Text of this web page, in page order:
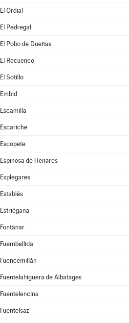
El Ordial
El Pedregal
El Pobo de Dueñas
El Recuenco
El Sotillo
Embid
Escamilla
Escariche
Escopete
Espinosa de Henares
Esplegares
Establés
Estriégana
Fontanar
Fuembellida
Fuencemillán
Fuentelahiguera de Albatages
Fuentelencina
Fuentelsaz